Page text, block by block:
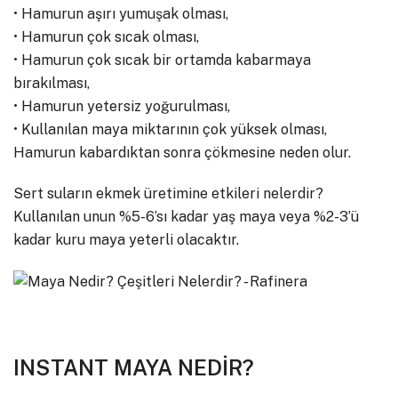
• Hamurun aşırı yumuşak olması,
• Hamurun çok sıcak olması,
• Hamurun çok sıcak bir ortamda kabarmaya
bırakılması,
• Hamurun yetersiz yoğurulması,
• Kullanılan maya miktarının çok yüksek olması,
Hamurun kabardıktan sonra çökmesine neden olur.
Sert suların ekmek üretimine etkileri nelerdir?
Kullanılan unun %5-6’sı kadar yaş maya veya %2-3’ü
kadar kuru maya yeterli olacaktır.
INSTANT MAYA NEDİR?